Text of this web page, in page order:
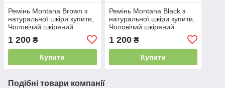
Ремінь Montana Brown з
натуральної шкіри купити,
Чоловічий шкіряний
1 200 ₴
Купити
Ремінь Montana Black з
натуральної шкіри купити,
Чоловічий шкіряний
1 200₴
Купити
Подібні товари компанії